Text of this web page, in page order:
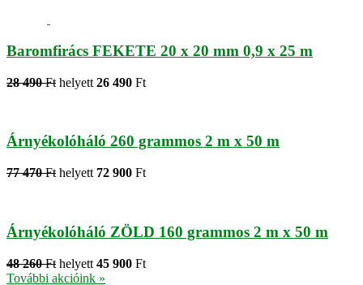
Baromfirács FEKETE 20 x 20 mm 0,9 x 25 m
28 490 Ft helyett 26 490 Ft
Árnyékolóháló 260 grammos 2 m x 50 m
77 470 Ft helyett 72 900 Ft
Árnyékolóháló ZÖLD 160 grammos 2 m x 50 m
48 260 Ft helyett 45 900 Ft
További akcióink »